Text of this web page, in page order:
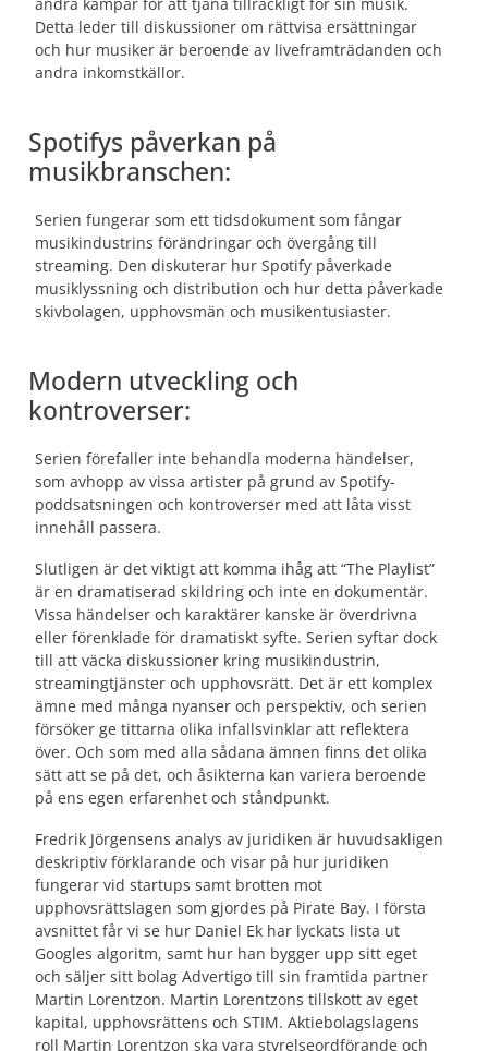
Detta leder till diskussioner om rättvisa ersättningar
och hur musiker är beroende av liveframträdanden och
andra inkomstkällor.
Spotifys påverkan på
musikbranschen:
Serien fungerar som ett tidsdokument som fångar
musikindustrins förändringar och övergång till
streaming. Den diskuterar hur Spotify påverkade
musiklyssning och distribution och hur detta påverkade
skivbolagen, upphovsmän och musikentusiaster.
Modern utveckling och
kontroverser:
Serien förefaller inte behandla moderna händelser,
som avhopp av vissa artister på grund av Spotify-
poddsatsningen och kontroverser med att låta visst
innehåll passera.
Slutligen är det viktigt att komma ihåg att “The Playlist”
är en dramatiserad skildring och inte en dokumentär.
Vissa händelser och karaktärer kanske är överdrivna
eller förenklade för dramatiskt syfte. Serien syftar dock
till att väcka diskussioner kring musikindustrin,
streamingtjänster och upphovsrätt. Det är ett komplex
ämne med många nyanser och perspektiv, och serien
försöker ge tittarna olika infallsvinklar att reflektera
över. Och som med alla sådana ämnen finns det olika
sätt att se på det, och åsikterna kan variera beroende
på ens egen erfarenhet och ståndpunkt.
Fredrik Jörgensens analys av juridiken är huvudsakligen
deskriptiv förklarande och visar på hur juridiken
fungerar vid startups samt brotten mot
upphovsrättslagen som gjordes på Pirate Bay. I första
avsnittet får vi se hur Daniel Ek har lyckats lista ut
Googles algoritm, samt hur han bygger upp sitt eget
och säljer sitt bolag Advertigo till sin framtida partner
Martin Lorentzon. Martin Lorentzons tillskott av eget
kapital, upphovsrättens och STIM. Aktiebolagslagens
roll Martin Lorentzon ska vara styrelseordförande och